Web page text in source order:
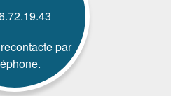
par